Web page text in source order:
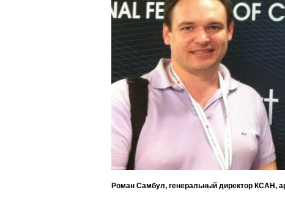
Роман Самбул, генеральный директор КСАН,